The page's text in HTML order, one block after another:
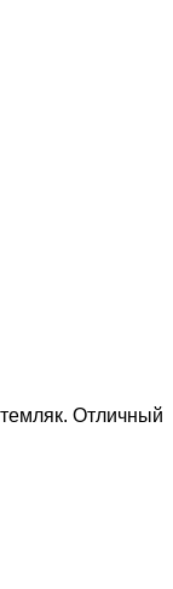
Отличный